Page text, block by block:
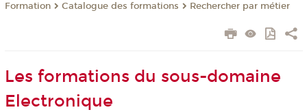
Formation Catalogue des formations Rechercher par métier
Les formations du sous-domaine
Electronique